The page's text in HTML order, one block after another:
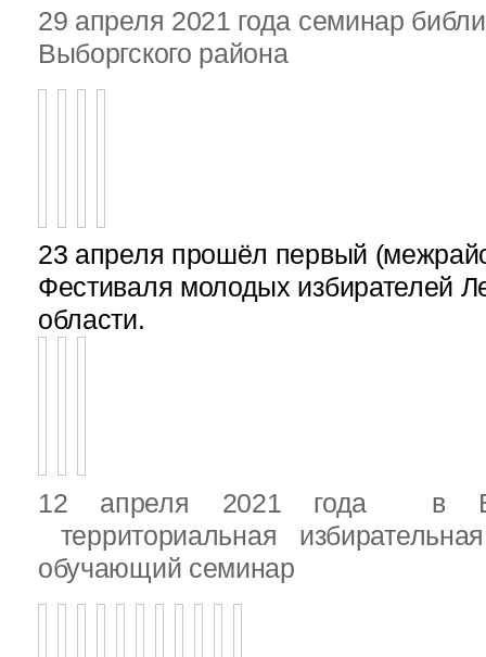
29 апреля 2021 года семинар
Выборгского района
23 апреля прошёл первый
Фестиваля молодых избирателей
области.
12 апреля 2021 года в
территориальная
обучающий семинар